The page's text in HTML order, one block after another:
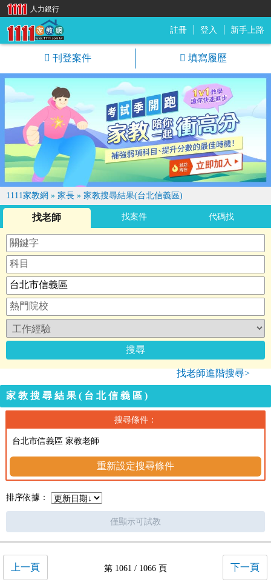
註冊 登入 新手上路
刊登案件 填寫履歷
1111家教網 » 家長 » 家教搜尋結果(台北信義區)
找老師 找案件 代碼找
找老師進階搜尋>
家教搜尋結果(台北信義區)
搜尋條件：
台北市信義區 家教老師
重新設定搜尋條件
排序依據：
僅顯示可試教
上一頁 第 1061 / 1066 頁 下一頁
人力銀行